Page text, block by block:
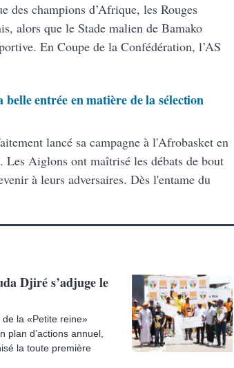
champions d’Afrique, les Rouges
alors que le Stade malien de Bamako
En Coupe de la Confédération, l’AS
entrée en matière de la sélection
lancé sa campagne à l'Afrobasket en
Aiglons ont maîtrisé les débats de bout
à leurs adversaires. Dès l'entame du
Djiré s’adjuge le
de la «Petite reine»
plan d’actions annuel,
la toute première